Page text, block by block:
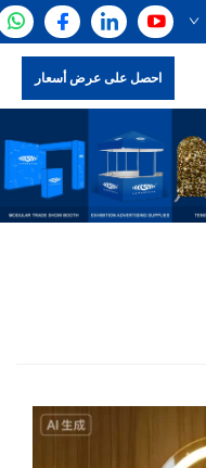
احصل على عرض أسعار